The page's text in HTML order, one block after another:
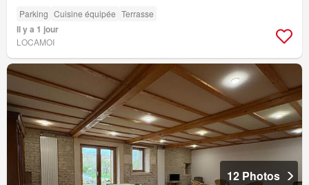
Parking Cuisine équipée Terrasse
Il y a 1 jour
LOCAMOI
12 Photos